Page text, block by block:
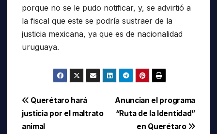
porque no se le pudo notificar, y, se advirtió a
la fiscal que este se podría sustraer de la
justicia mexicana, ya que es de nacionalidad
uruguaya.
Navegación
de
Anuncian el programa
“Ruta de la Identidad”
en Querétaro
Querétaro hará
justicia por el maltrato
animal